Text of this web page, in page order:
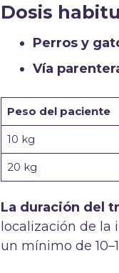
Dosis
Perros y
Vía
Peso del paciente
10 kg
20 kg
La duración del
localización de la
un mínimo de